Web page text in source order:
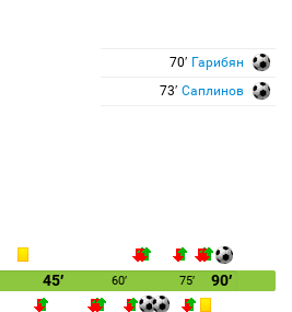
70′ Гарибян
73′ Саплинов
45′ 60′ 75′ 90′